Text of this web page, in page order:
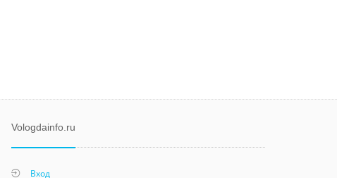
Vologdainfo.ru
Вход